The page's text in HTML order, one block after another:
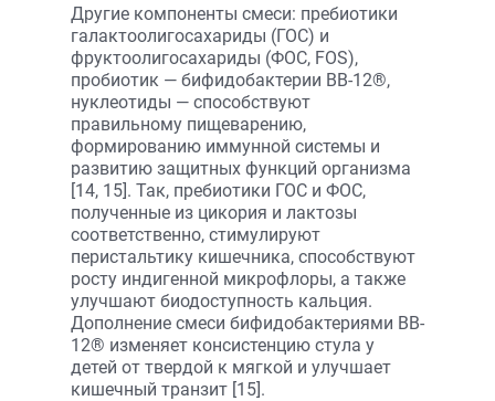
Другие компоненты смеси: пребиотики
галактоолигосахариды (ГОС) и
фруктоолигосахариды (ФОС, FOS),
пробиотик — бифидобактерии ВВ-12®,
нуклеотиды — способствуют
правильному пищеварению,
формированию иммунной системы и
развитию защитных функций организма
[14, 15]. Так, пребиотики ГОС и ФОС,
полученные из цикория и лактозы
соответственно, стимулируют
перистальтику кишечника, способствуют
росту индигенной микрофлоры, а также
улучшают биодоступность кальция.
Дополнение смеси бифидобактериями BB-
12® изменяет консистенцию стула у
детей от твердой к мягкой и улучшает
кишечный транзит [15].